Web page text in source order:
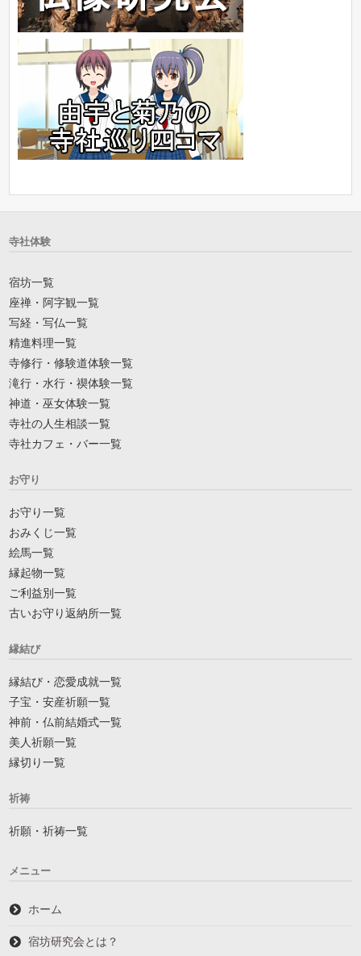
寺社体験
宿坊一覧
座禅・阿字観一覧
写経・写仏一覧
精進料理一覧
寺修行・修験道体験一覧
滝行・水行・禊体験一覧
神道・巫女体験一覧
寺社の人生相談一覧
寺社カフェ・バー一覧
お守り
お守り一覧
おみくじ一覧
絵馬一覧
縁起物一覧
ご利益別一覧
古いお守り返納所一覧
縁結び
縁結び・恋愛成就一覧
子宝・安産祈願一覧
神前・仏前結婚式一覧
美人祈願一覧
縁切り一覧
祈祷
祈願・祈祷一覧
メニュー
ホーム
宿坊研究会とは？